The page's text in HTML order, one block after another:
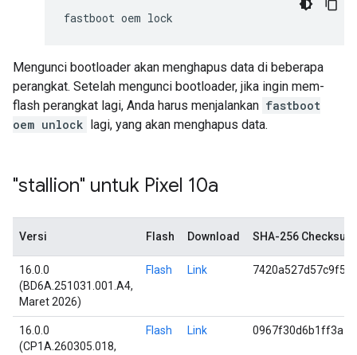
Mengunci bootloader akan menghapus data di beberapa
perangkat. Setelah mengunci bootloader, jika ingin mem-
flash perangkat lagi, Anda harus menjalankan fastboot
oem unlock lagi, yang akan menghapus data.
"stallion" untuk Pixel 10a
Versi Flash Download SHA-256 Checksum
16.0.0
(BD6A.251031.001.A4,
Maret 2026)
Flash Link
16.0.0
(CP1A.260305.018,
Flash Link